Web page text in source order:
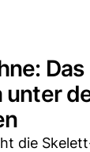
Das
unter
die